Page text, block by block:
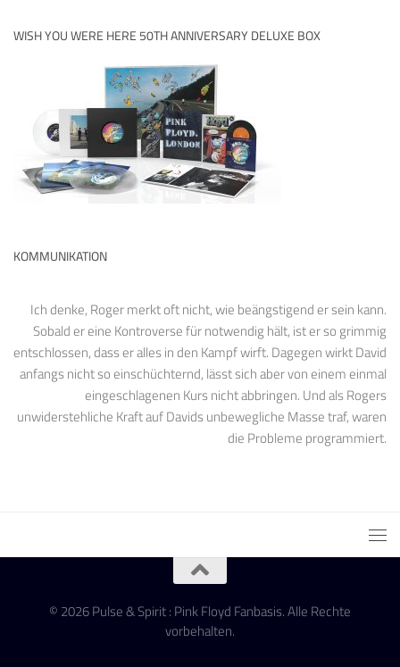
WISH YOU WERE HERE 50TH ANNIVERSARY DELUXE BOX
KOMMUNIKATION
Ich denke, Roger merkt oft nicht, wie beängstigend er sein kann.
Sobald er eine Kontroverse für notwendig hält, ist er so grimmig
entschlossen, dass er alles in den Kampf wirft. Dagegen wirkt David
anfangs nicht so einschüchternd, lässt sich aber von einem einmal
eingeschlagenen Kurs nicht abbringen. Und als Rogers
unwiderstehliche Kraft auf Davids unbewegliche Masse traf, waren
die Probleme programmiert.
© 2026 Pulse & Spirit : Pink Floyd Fanbasis. Alle Rechte
vorbehalten.